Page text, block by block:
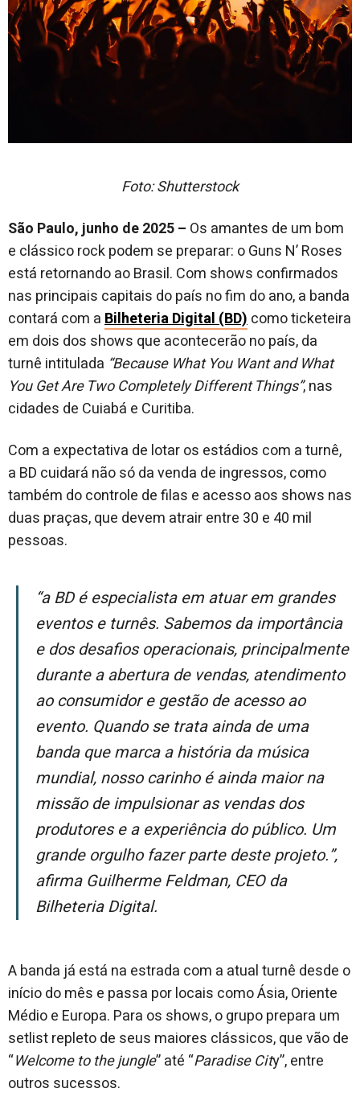
Foto: Shutterstock
São Paulo, junho de 2025 – Os amantes de um bom
e clássico rock podem se preparar: o Guns N’ Roses
está retornando ao Brasil. Com shows confirmados
nas principais capitais do país no fim do ano, a banda
contará com aBilheteria Digital (BD)como ticketeira
em dois dos shows que acontecerão no país, da
turnê intitulada “Because What You Want and What
You Get Are Two Completely Different Things”, nas
cidades de Cuiabá e Curitiba.
Com a expectativa de lotar os estádios com a turnê,
a BD cuidará não só da venda de ingressos, como
também do controle de filas e acesso aos shows nas
duas praças, que devem atrair entre 30 e 40 mil
pessoas.
“A BD é especialista em atuar em grandes
eventos e turnês. Sabemos da importância
e dos desafios operacionais, principalmente
durante a abertura de vendas, atendimento
ao consumidor e gestão de acesso ao
evento. Quando se trata ainda de uma
banda que marca a história da música
mundial, nosso carinho é ainda maior na
missão de impulsionar as vendas dos
produtores e a experiência do público. Um
grande orgulho fazer parte deste projeto.”,
afirma Guilherme Feldman, CEO da
Bilheteria Digital.
A banda já está na estrada com a atual turnê desde o
início do mês e passa por locais como Ásia, Oriente
Médio e Europa. Para os shows, o grupo prepara um
setlist repleto de seus maiores clássicos, que vão de
“Welcome to the jungle” até “Paradise City”, entre
outros sucessos.